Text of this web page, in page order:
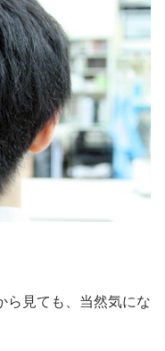
ら見ても、当然気にな